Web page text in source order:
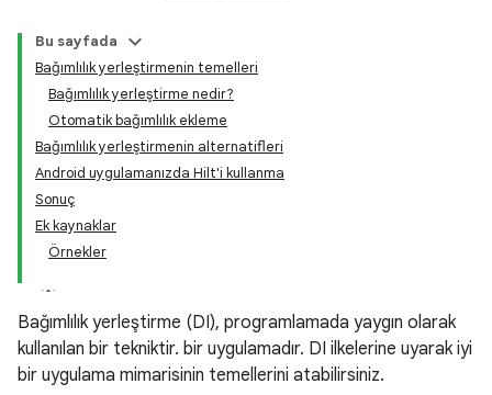
Bu sayfada
Bağımlılık yerleştirmenin temelleri
Bağımlılık yerleştirme nedir?
Otomatik bağımlılık ekleme
Bağımlılık yerleştirmenin alternatifleri
Android uygulamanızda Hilt'i kullanma
Sonuç
Ek kaynaklar
Örnekler
Bağımlılık yerleştirme (DI), programlamada yaygın olarak
kullanılan bir tekniktir. bir uygulamadır. DI ilkelerine uyarak iyi
bir uygulama mimarisinin temellerini atabilirsiniz.